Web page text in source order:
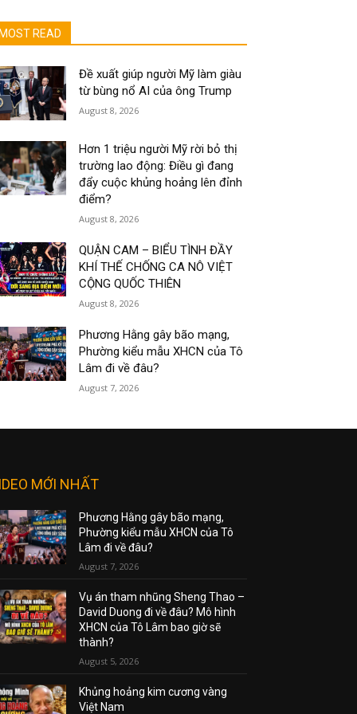
MOST READ
Đề xuất giúp người Mỹ làm giàu
từ bùng nổ AI của ông Trump
August 8, 2026
Hơn 1 triệu người Mỹ rời bỏ thị
trường lao động: Điều gì đang
đẩy cuộc khủng hoảng lên đỉnh
điểm?
August 8, 2026
QUẬN CAM – BIỂU TÌNH ĐẦY
KHÍ THẾ CHỐNG CA NÔ VIỆT
CỘNG QUỐC THIÊN
August 8, 2026
Phương Hằng gây bão mạng,
Phường kiểu mẫu XHCN của Tô
Lâm đi về đâu?
August 7, 2026
MỚI NHẤT
Phương Hằng gây bão mạng,
Phường kiểu mẫu XHCN của Tô
Lâm đi về đâu?
August 7, 2026
Vụ án tham nhũng Sheng Thao –
David Duong đi về đâu? Mô hình
XHCN của Tô Lâm bao giờ sẽ
thành?
August 5, 2026
Khủng hoảng kim cương vàng
Việt Nam